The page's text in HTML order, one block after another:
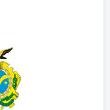
atuais prometendo